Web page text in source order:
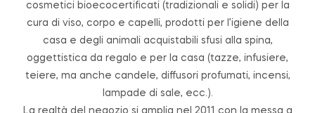
cosmetici bioecocertificati (tradizionali e solidi) per la
cura di viso, corpo e capelli, prodotti per l’igiene della
casa e degli animali acquistabili sfusi alla spina,
oggettistica da regalo e per la casa (tazze, infusiere,
teiere, ma anche candele, diffusori profumati, incensi,
lampade di sale, ecc.).